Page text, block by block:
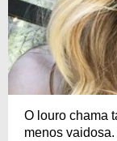
O louro chama
menos